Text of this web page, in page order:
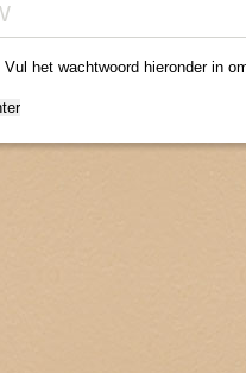
het wachtwoord hieronder in